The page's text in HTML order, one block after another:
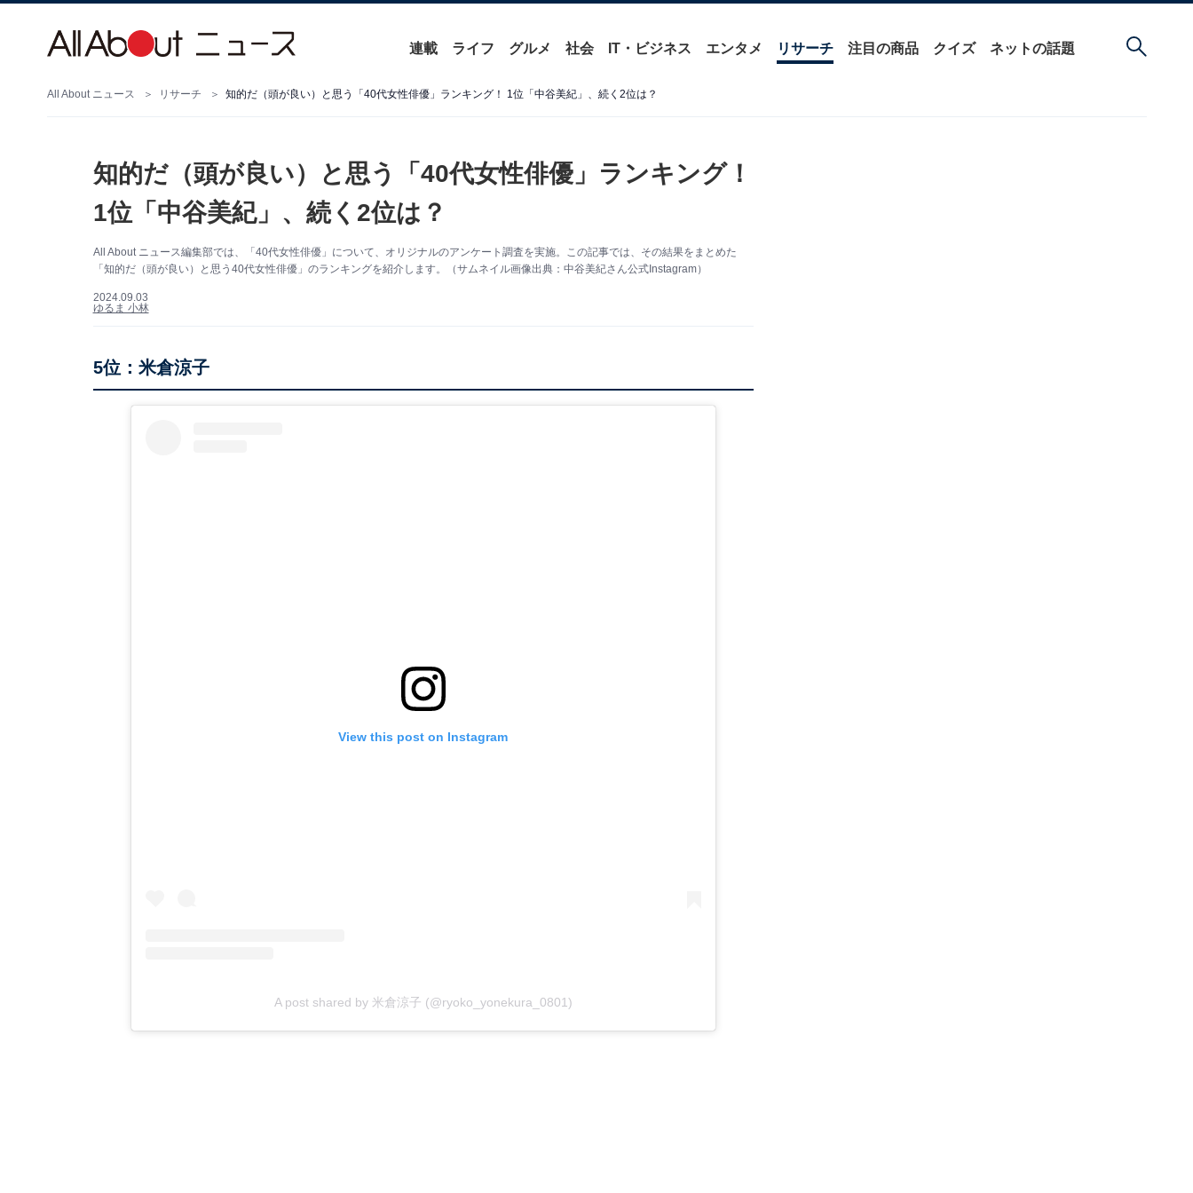
連載 ライフ グルメ 社会 IT・ビジネス エンタメ リサーチ 注目の商品 クイズ ネットの話題
All About ニュース リサーチ 知的だ（頭が良い）と思う「40代女性俳優」ランキング！ 1位「中谷美紀」、続く2位は？
知的だ（頭が良い）と思う「40代女性俳優」ランキング！
1位「中谷美紀」、続く2位は？
All About ニュース編集部では、「40代女性俳優」について、オリジナルのアンケート調査を実施。この記事では、その結果をまとめた
「知的だ（頭が良い）と思う40代女性俳優」のランキングを紹介します。（サムネイル画像出典：中谷美紀さん公式Instagram）
2024.09.03
ゆるま 小林
5位：米倉涼子
View this post on Instagram
A post shared by 米倉涼子 (@ryoko_yonekura_0801)